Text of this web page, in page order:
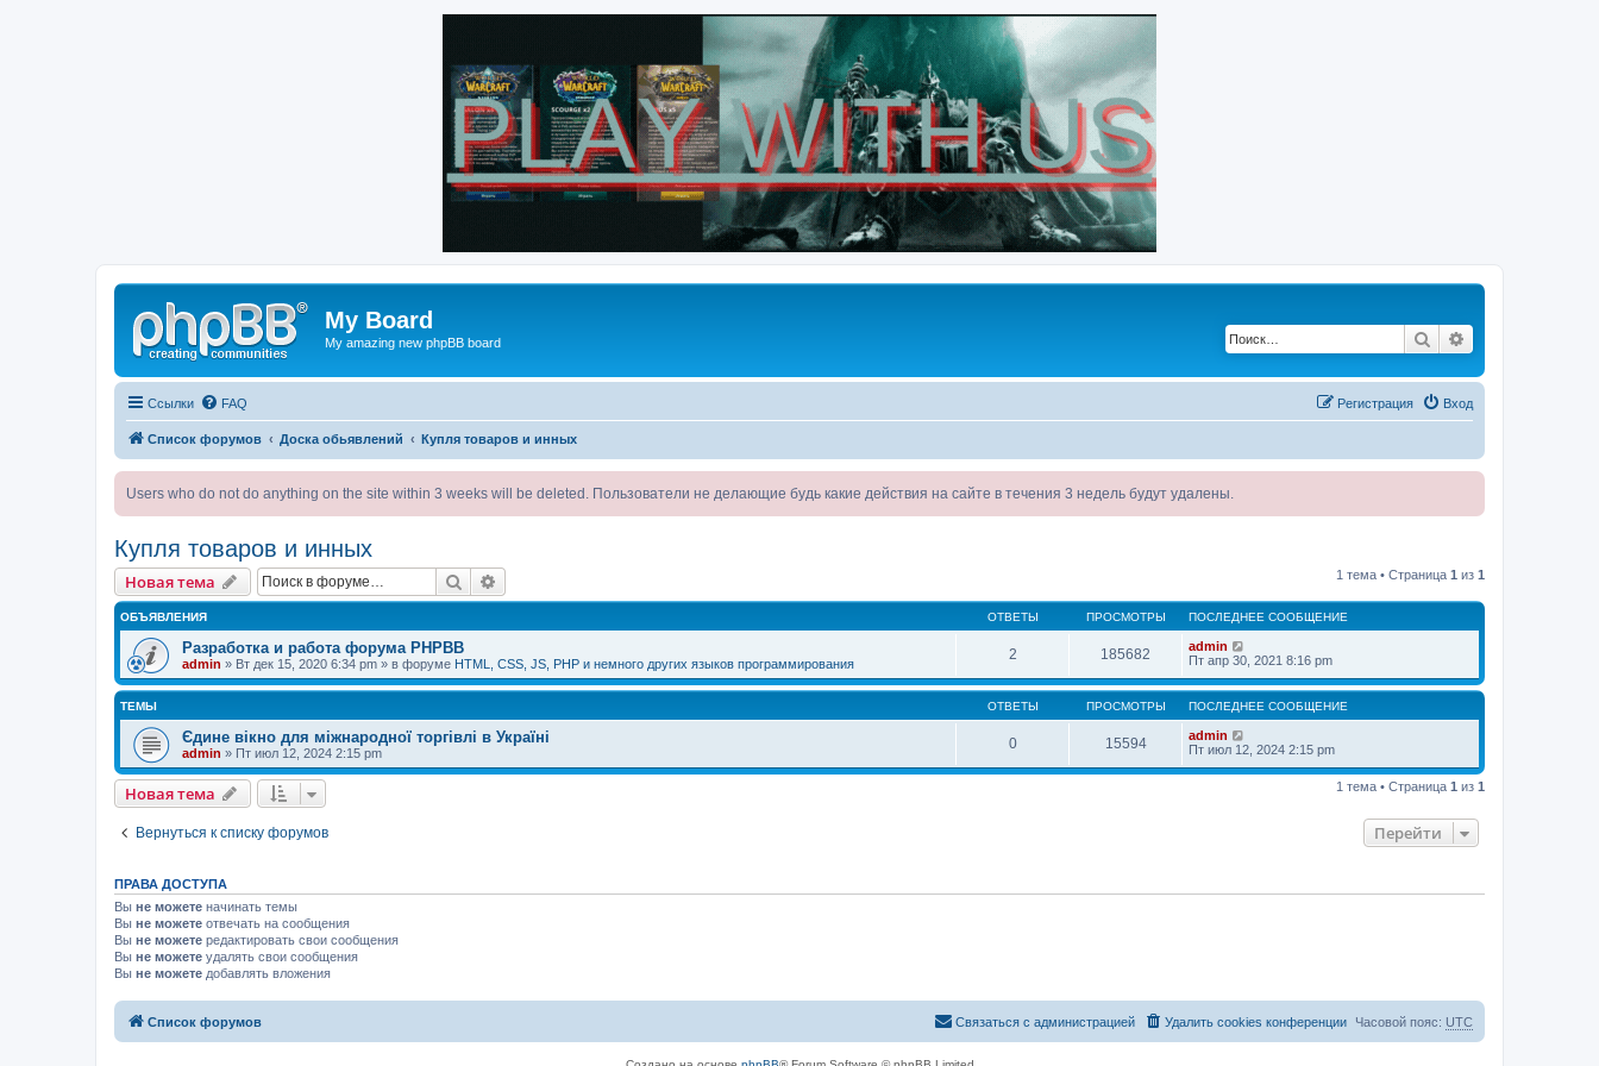
My Board
My amazing new phpBB board Поиск
Ссылки FAQ Вход
Регистрация
Список форумов Доска обьявлений Купля товаров и инных
Users who do not do anything on the site within 3 weeks will be deleted. Пользователи не делающие будь какие действия на сайте в течения 3 недель будут удалены.
Купля товаров и инных
Новая тема Поиск 1 тема • Страница 1 из 1
ОБЪЯВЛЕНИЯ ОТВЕТЫ ПРОСМОТРЫ ПОСЛЕДНЕЕ СООБЩЕНИЕ
Разработка и работа форума PHPBB
admin » Вт дек 15, 2020 6:34 pm » в форуме HTML, CSS, JS, PHP и немного других языков программирования
2 185682
admin
Пт апр 30, 2021 8:16 pm
ТЕМЫ ОТВЕТЫ ПРОСМОТРЫ ПОСЛЕДНЕЕ СООБЩЕНИЕ
Єдине вікно для міжнародної торгівлі в Україні
admin » Пт июл 12, 2024 2:15 pm
0 15594
admin
Пт июл 12, 2024 2:15 pm
Новая тема 1 тема • Страница 1 из 1
Вернуться к списку форумов Перейти
ПРАВА ДОСТУПА
Вы не можете начинать темы
Вы не можете отвечать на сообщения
Вы не можете редактировать свои сообщения
Вы не можете удалять свои сообщения
Вы не можете добавлять вложения
Список форумов Часовой пояс: UTC
Удалить cookies конференции
Связаться с администрацией